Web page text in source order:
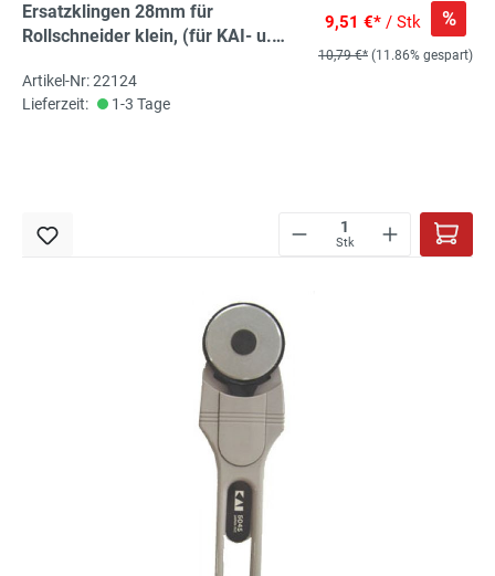
Ersatzklingen 28mm für
Rollschneider klein, (für KAI- u.
9,51 €* / Stk %
10,79 €* (11.86% gespart)
Artikel-Nr: 22124
Lieferzeit:
1-3 Tage
Stk